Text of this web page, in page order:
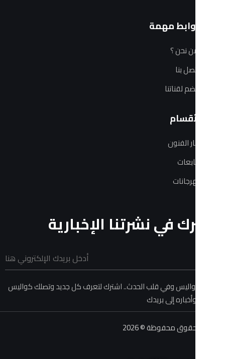
مهمة
نشرتنا الإخبارية
وفي قلب الحدث.. اشترك لتعرف كل جديد وتصلك كواليس
إلى بريدك
© 2026